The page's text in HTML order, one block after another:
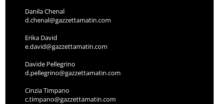
Danila Chenal
d.chenal@gazzettamatin.com
Erika David
e.david@gazzettamatin.com
Davide Pellegrino
d.pellegrino@gazzettamatin.com
Cinzia Timpano
c.timpano@gazzettamatin.com